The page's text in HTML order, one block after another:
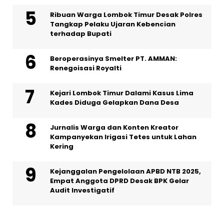
Ribuan Warga Lombok Timur Desak Polres
Tangkap Pelaku Ujaran Kebencian
terhadap Bupati
Beroperasinya Smelter PT. AMMAN:
Renegoisasi Royalti
Kejari Lombok Timur Dalami Kasus Lima
Kades Diduga Gelapkan Dana Desa
Jurnalis Warga dan Konten Kreator
Kampanyekan Irigasi Tetes untuk Lahan
Kering
Kejanggalan Pengelolaan APBD NTB 2025,
Empat Anggota DPRD Desak BPK Gelar
Audit Investigatif